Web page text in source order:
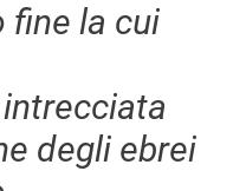
fine la cui
degli ebrei